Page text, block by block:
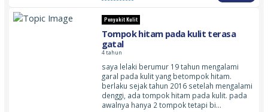
Penyakit Kulit
Tompok hitam pada kulit terasa
gatal
4 tahun
saya lelaki berumur 19 tahun mengalami
garal pada kulit yang betompok hitam.
berlaku sejak tahun 2016 setelah mengalami
denggi, ada tompok hitam pada kulit. pada
awalnya hanya 2 tompok tetapi bi…